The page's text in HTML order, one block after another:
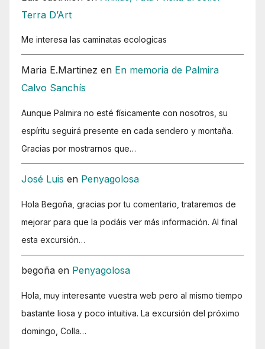
Terra D’Art
Me interesa las caminatas ecologicas
Maria E.Martinez en En memoria de Palmira
Calvo Sanchís
Aunque Palmira no esté físicamente con nosotros, su
espíritu seguirá presente en cada sendero y montaña.
Gracias por mostrarnos que…
José Luis en Penyagolosa
Hola Begoña, gracias por tu comentario, trataremos de
mejorar para que la podáis ver más información. Al final
esta excursión…
begoña en Penyagolosa
Hola, muy interesante vuestra web pero al mismo tiempo
bastante liosa y poco intuitiva. La excursión del próximo
domingo, Colla…